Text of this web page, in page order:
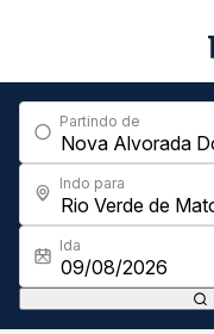
Partindo de
Indo para
Ida